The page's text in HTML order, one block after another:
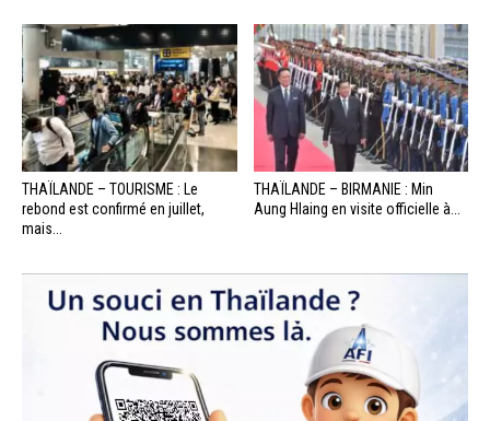
THAÏLANDE – TOURISME : Le
rebond est confirmé en juillet,
mais...
THAÏLANDE – BIRMANIE : Min
Aung Hlaing en visite officielle à...